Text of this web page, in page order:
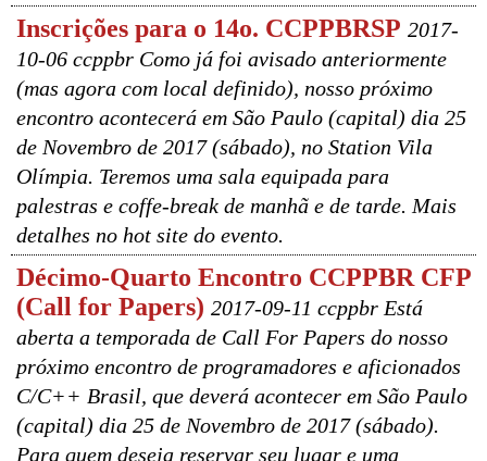
Inscrições para o 14o. CCPPBRSP 2017-
10-06 ccppbr Como já foi avisado anteriormente
(mas agora com local definido), nosso próximo
encontro acontecerá em São Paulo (capital) dia 25
de Novembro de 2017 (sábado), no Station Vila
Olímpia. Teremos uma sala equipada para
palestras e coffe-break de manhã e de tarde. Mais
detalhes no hot site do evento.
Décimo-Quarto Encontro CCPPBR CFP
(Call for Papers) 2017-09-11 ccppbr Está
aberta a temporada de Call For Papers do nosso
próximo encontro de programadores e aficionados
C/C++ Brasil, que deverá acontecer em São Paulo
(capital) dia 25 de Novembro de 2017 (sábado).
Para quem deseja reservar seu lugar e uma